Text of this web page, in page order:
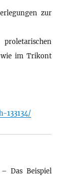
zur
wie im Trikont
133134/
Das Beispiel